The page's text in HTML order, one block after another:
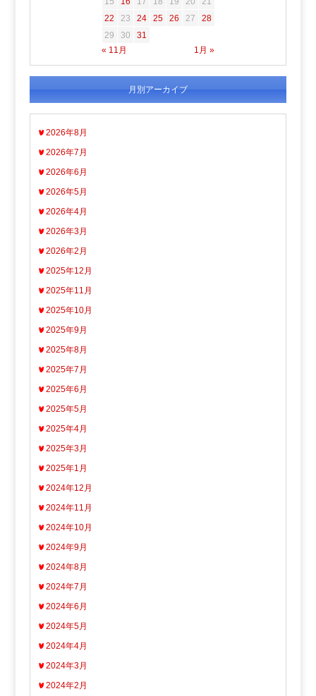
« 11月 1月 »
22
23 24 25 26 27
28
29
30 31
月別アーカイブ
2026年8月
2026年7月
2026年6月
2026年5月
2026年4月
2026年3月
2026年2月
2025年12月
2025年11月
2025年10月
2025年9月
2025年8月
2025年7月
2025年6月
2025年5月
2025年4月
2025年3月
2025年1月
2024年12月
2024年11月
2024年10月
2024年9月
2024年8月
2024年7月
2024年6月
2024年5月
2024年4月
2024年3月
2024年2月